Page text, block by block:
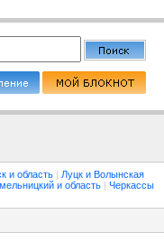
и область | Луцк и Волынская
и область | Черкассы